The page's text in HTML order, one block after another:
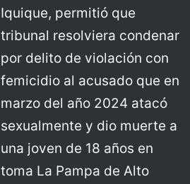
Iquique, permitió que
tribunal resolviera condenar
por delito de violación con
femicidio al acusado que en
marzo del año 2024 atacó
sexualmente y dio muerte a
una joven de 18 años en
toma La Pampa de Alto